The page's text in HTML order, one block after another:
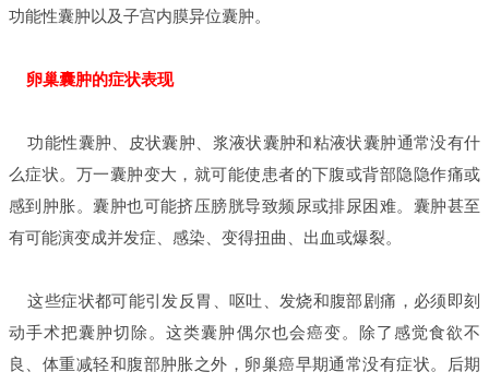
功能性囊肿以及子宫内膜异位囊肿。
卵巢囊肿的症状表现
功能性囊肿、皮状囊肿、浆液状囊肿和粘液状囊肿通常没有什
么症状。万一囊肿变大，就可能使患者的下腹或背部隐隐作痛或
感到肿胀。囊肿也可能挤压膀胱导致频尿或排尿困难。囊肿甚至
有可能演变成并发症、感染、变得扭曲、出血或爆裂。
这些症状都可能引发反胃、呕吐、发烧和腹部剧痛，必须即刻
动手术把囊肿切除。这类囊肿偶尔也会癌变。除了感觉食欲不
良、体重减轻和腹部肿胀之外，卵巢癌早期通常没有症状。后期